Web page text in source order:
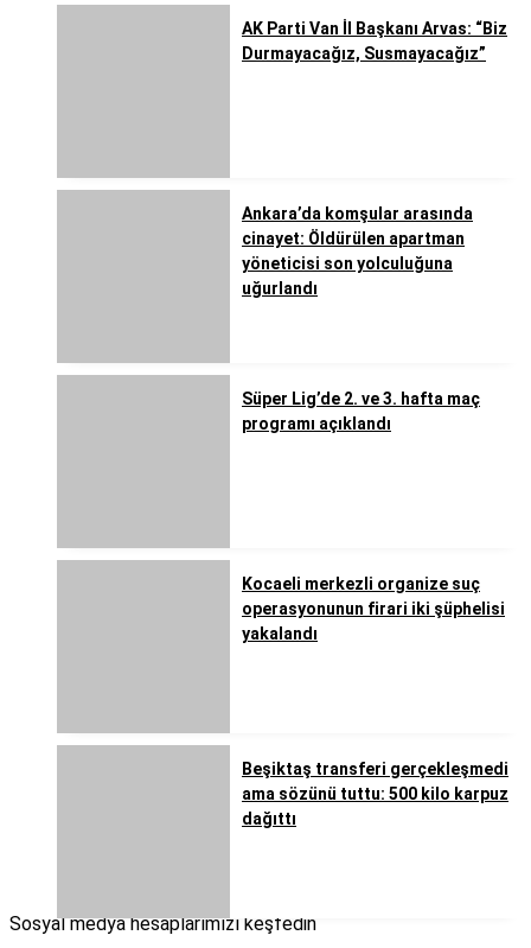
AK Parti Van İl Başkanı Arvas: “Biz
Durmayacağız, Susmayacağız”
Ankara’da komşular arasında
cinayet: Öldürülen apartman
yöneticisi son yolculuğuna
uğurlandı
Süper Lig’de 2. ve 3. hafta maç
programı açıklandı
Kocaeli merkezli organize suç
operasyonunun firari iki şüphelisi
yakalandı
Beşiktaş transferi gerçekleşmedi
ama sözünü tuttu: 500 kilo karpuz
dağıttı
Sosyal medya hesaplarımızı keşfedin